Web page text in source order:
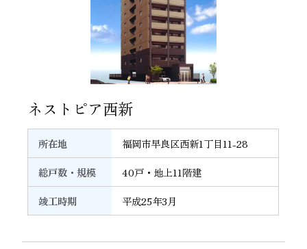
ネストピア西新 13
所在地
福岡市早良区西新1丁目11-28
総戸数・規模
40戸・地上11階建
竣工時期
平成25年3月